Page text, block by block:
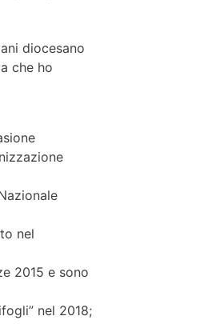
diocesano
che ho
nel
2015 e sono
nel 2018;